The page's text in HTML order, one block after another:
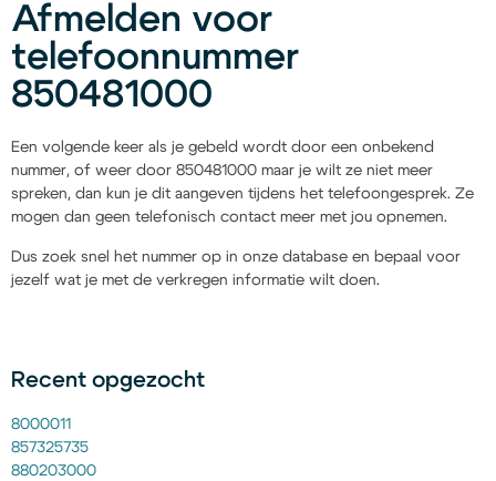
Afmelden voor
telefoonnummer
850481000
Een volgende keer als je gebeld wordt door een onbekend
nummer, of weer door 850481000 maar je wilt ze niet meer
spreken, dan kun je dit aangeven tijdens het telefoongesprek. Ze
mogen dan geen telefonisch contact meer met jou opnemen.
Dus zoek snel het nummer op in onze database en bepaal voor
jezelf wat je met de verkregen informatie wilt doen.
Recent opgezocht
8000011
857325735
880203000